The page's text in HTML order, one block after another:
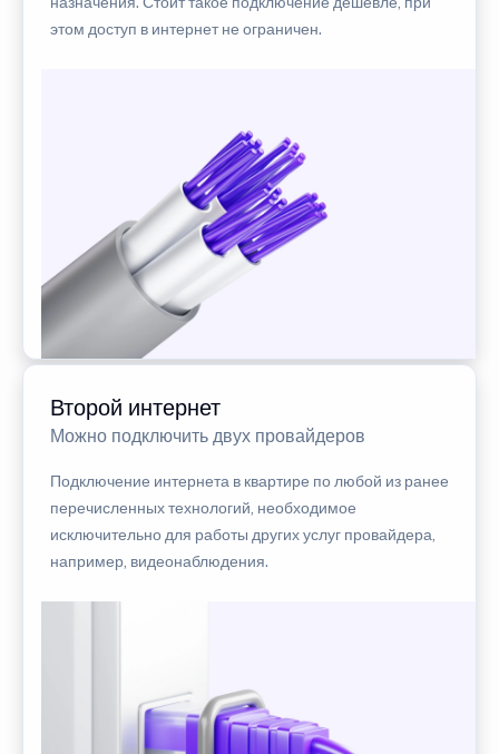
этом доступ в интернет не ограничен.
Второй интернет
Можно подключить двух провайдеров
Подключение интернета в квартире по любой из ранее
перечисленных технологий, необходимое
исключительно для работы других услуг провайдера,
например, видеонаблюдения.